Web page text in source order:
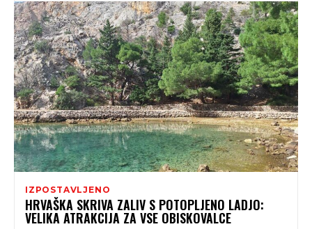
IZPOSTAVLJENO
HRVAŠKA SKRIVA ZALIV S POTOPLJENO LADJO:
VELIKA ATRAKCIJA ZA VSE OBISKOVALCE